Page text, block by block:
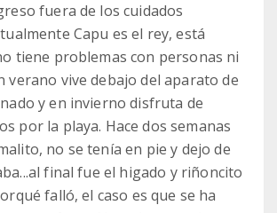
fuera de los cuidados
Capu es el rey, está
tiene problemas con personas ni
verano vive debajo del aparato de
y en invierno disfruta de
por la playa. Hace dos semanas
no se tenía en pie y dejo de
final fue el higado y riñoncito
falló, el caso es que se ha